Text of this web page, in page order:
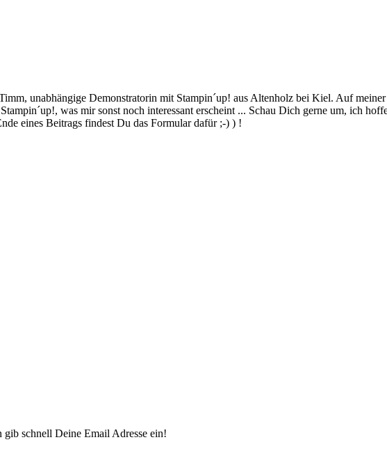
unabhängige Demonstratorin mit Stampin´up! aus Altenholz bei Kiel. Auf
was mir sonst noch interessant erscheint ... Schau Dich gerne um, ich
eines Beitrags findest Du das Formular dafür ;-) ) !
gib schnell Deine Email Adresse ein!